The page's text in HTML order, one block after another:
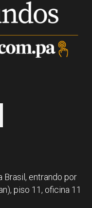
Brasil, entrando por
piso 11, oficina 11